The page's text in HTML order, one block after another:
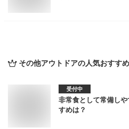
その他アウトドアの人気おすす
受付中
非常食として常備し
すめは？